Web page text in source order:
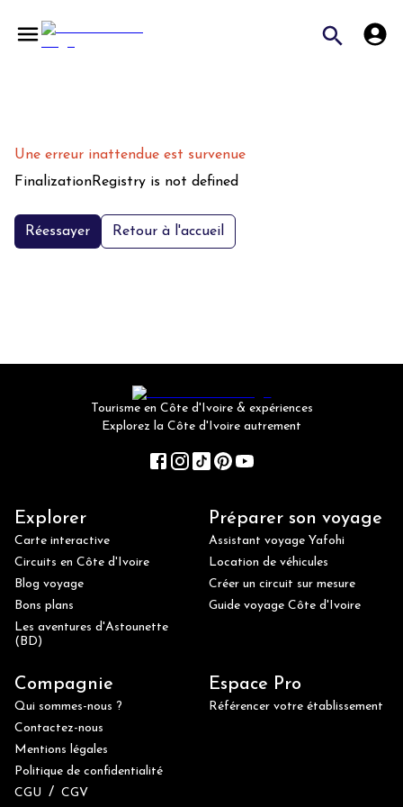
Une erreur inattendue est survenue
FinalizationRegistry is not defined
Réessayer Retour à l'accueil
Tourisme en Côte d'Ivoire & expériences
Explorez la Côte d'Ivoire autrement
Explorer
Carte interactive
Circuits en Côte d'Ivoire
Blog voyage
Bons plans
Les aventures d'Astounette
(BD)
Préparer son voyage
Assistant voyage Yafohi
Location de véhicules
Créer un circuit sur mesure
Guide voyage Côte d'Ivoire
Compagnie
Qui sommes-nous ?
Contactez-nous
Mentions légales
Politique de confidentialité
CGU / CGV
Espace Pro
Référencer votre établissement